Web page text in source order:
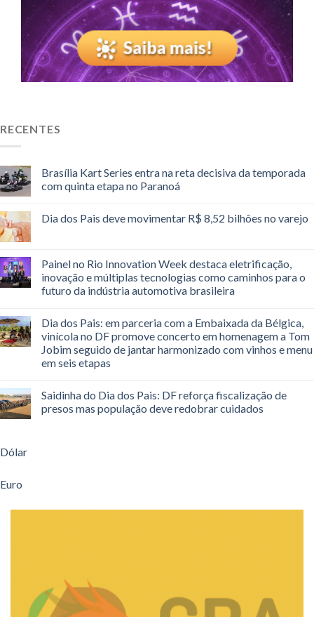
RECENTES
Brasília Kart Series entra na reta decisiva da temporada
com quinta etapa no Paranoá
Dia dos Pais deve movimentar R$ 8,52 bilhões no varejo
Painel no Rio Innovation Week destaca eletrificação,
inovação e múltiplas tecnologias como caminhos para o
futuro da indústria automotiva brasileira
Dia dos Pais: em parceria com a Embaixada da Bélgica,
vinícola no DF promove concerto em homenagem a Tom
Jobim seguido de jantar harmonizado com vinhos e menu
em seis etapas
Saidinha do Dia dos Pais: DF reforça fiscalização de
presos mas população deve redobrar cuidados
Dólar
Euro